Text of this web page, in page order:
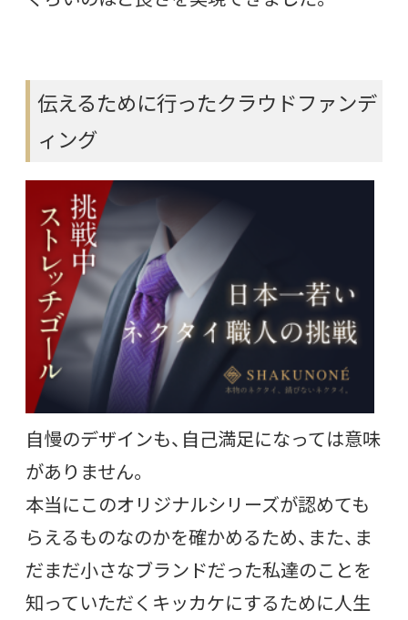
伝えるために行ったクラウドファンデ
ィング
自慢のデザインも、自己満足になっては意味
がありません。
本当にこのオリジナルシリーズが認めても
らえるものなのかを確かめるため、また、ま
だまだ小さなブランドだった私達のことを
知っていただくキッカケにするために人生